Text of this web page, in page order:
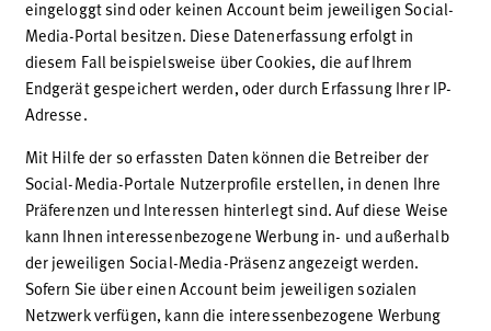
eingeloggt sind oder keinen Account beim jeweiligen Social-
Media-Portal besitzen. Diese Datenerfassung erfolgt in
diesem Fall beispielsweise über Cookies, die auf Ihrem
Endgerät gespeichert werden, oder durch Erfassung Ihrer IP-
Adresse.
Mit Hilfe der so erfassten Daten können die Betreiber der
Social-Media-Portale Nutzerprofile erstellen, in denen Ihre
Präferenzen und Interessen hinterlegt sind. Auf diese Weise
kann Ihnen interessenbezogene Werbung in- und außerhalb
der jeweiligen Social-Media-Präsenz angezeigt werden.
Sofern Sie über einen Account beim jeweiligen sozialen
Netzwerk verfügen, kann die interessenbezogene Werbung